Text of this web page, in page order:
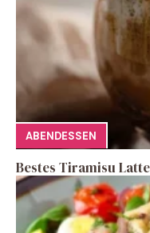
ABENDESSEN
Bestes Tiramisu